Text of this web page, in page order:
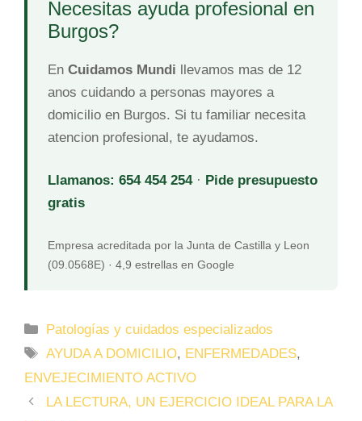
Necesitas ayuda profesional en
Burgos?
En Cuidamos Mundi llevamos mas de 12
anos cuidando a personas mayores a
domicilio en Burgos. Si tu familiar necesita
atencion profesional, te ayudamos.
Llamanos: 654 454 254· Pide presupuesto
gratis
Empresa acreditada por la Junta de Castilla y Leon
(09.0568E) · 4,9 estrellas en Google
Patologías y cuidados especializados
AYUDA A DOMICILIO, ENFERMEDADES,
ENVEJECIMIENTO ACTIVO
LA LECTURA, UN EJERCICIO IDEAL PARA LA